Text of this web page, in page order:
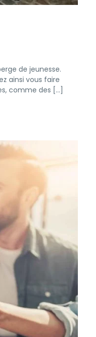
de jeunesse.
ainsi vous faire
comme des […]